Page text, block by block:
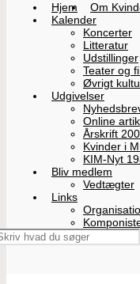
Hjem
Om
Kalender
Koncerter
Litteratur
Udstillinger
Teater og
Øvrigt
Udgivelser
Online
Årskrift
Kvinder i
KIM-Nyt
Bliv medlem
Vedtægter
Links